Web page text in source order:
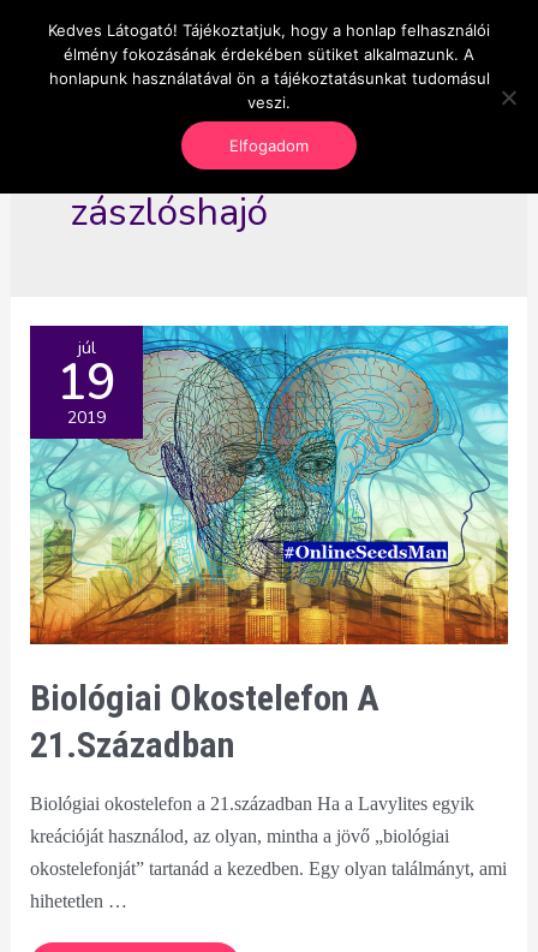
content
OnlineSeedsMan
Üzlet és szabadság
Main
zászlóshajó
júl
19
2019
Biológiai Okostelefon A
21.században
Biológiai okostelefon a 21.században Ha a Lavylites egyik
kreációját használod, az olyan, mintha a jövő „biológiai
okostelefonját” tartanád a kezedben. Egy olyan találmányt, ami
hihetetlen …
Kedves Látogató! Tájékoztatjuk, hogy a honlap felhasználói
élmény fokozásának érdekében sütiket alkalmazunk. A
honlapunk használatával ön a tájékoztatásunkat tudomásul
veszi.
Elfogadom